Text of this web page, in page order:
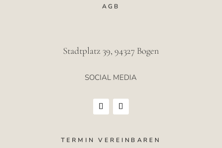
AGB
Stadtplatz 39, 94327 Bogen
SOCIAL MEDIA
TERMIN VEREINBAREN